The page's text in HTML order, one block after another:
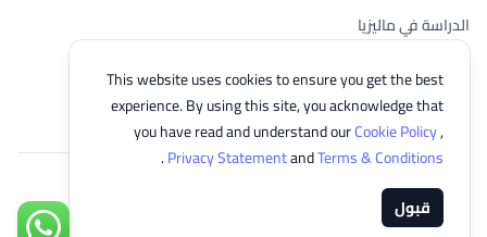
This website uses cookies to ensure you get the best
experience. By using this site, you acknowledge that
you have read and understand ourCookie Policy,
Privacy StatementandTerms & Conditions
.
قبول
الدراسة في ماليزيا
تحقق من أهليتك
© 2026 EasyUni Sdn Bhd, company registration number 200801016907
(818200-P). All rights reserved.